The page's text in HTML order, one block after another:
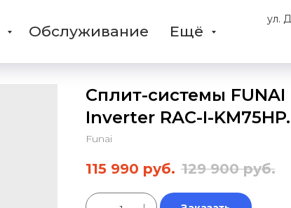
Обслуживание Ещё
ул.
Сплит-системы FUNAI
Inverter RAC-I-
Funai
115 990 руб. 129 900 руб.